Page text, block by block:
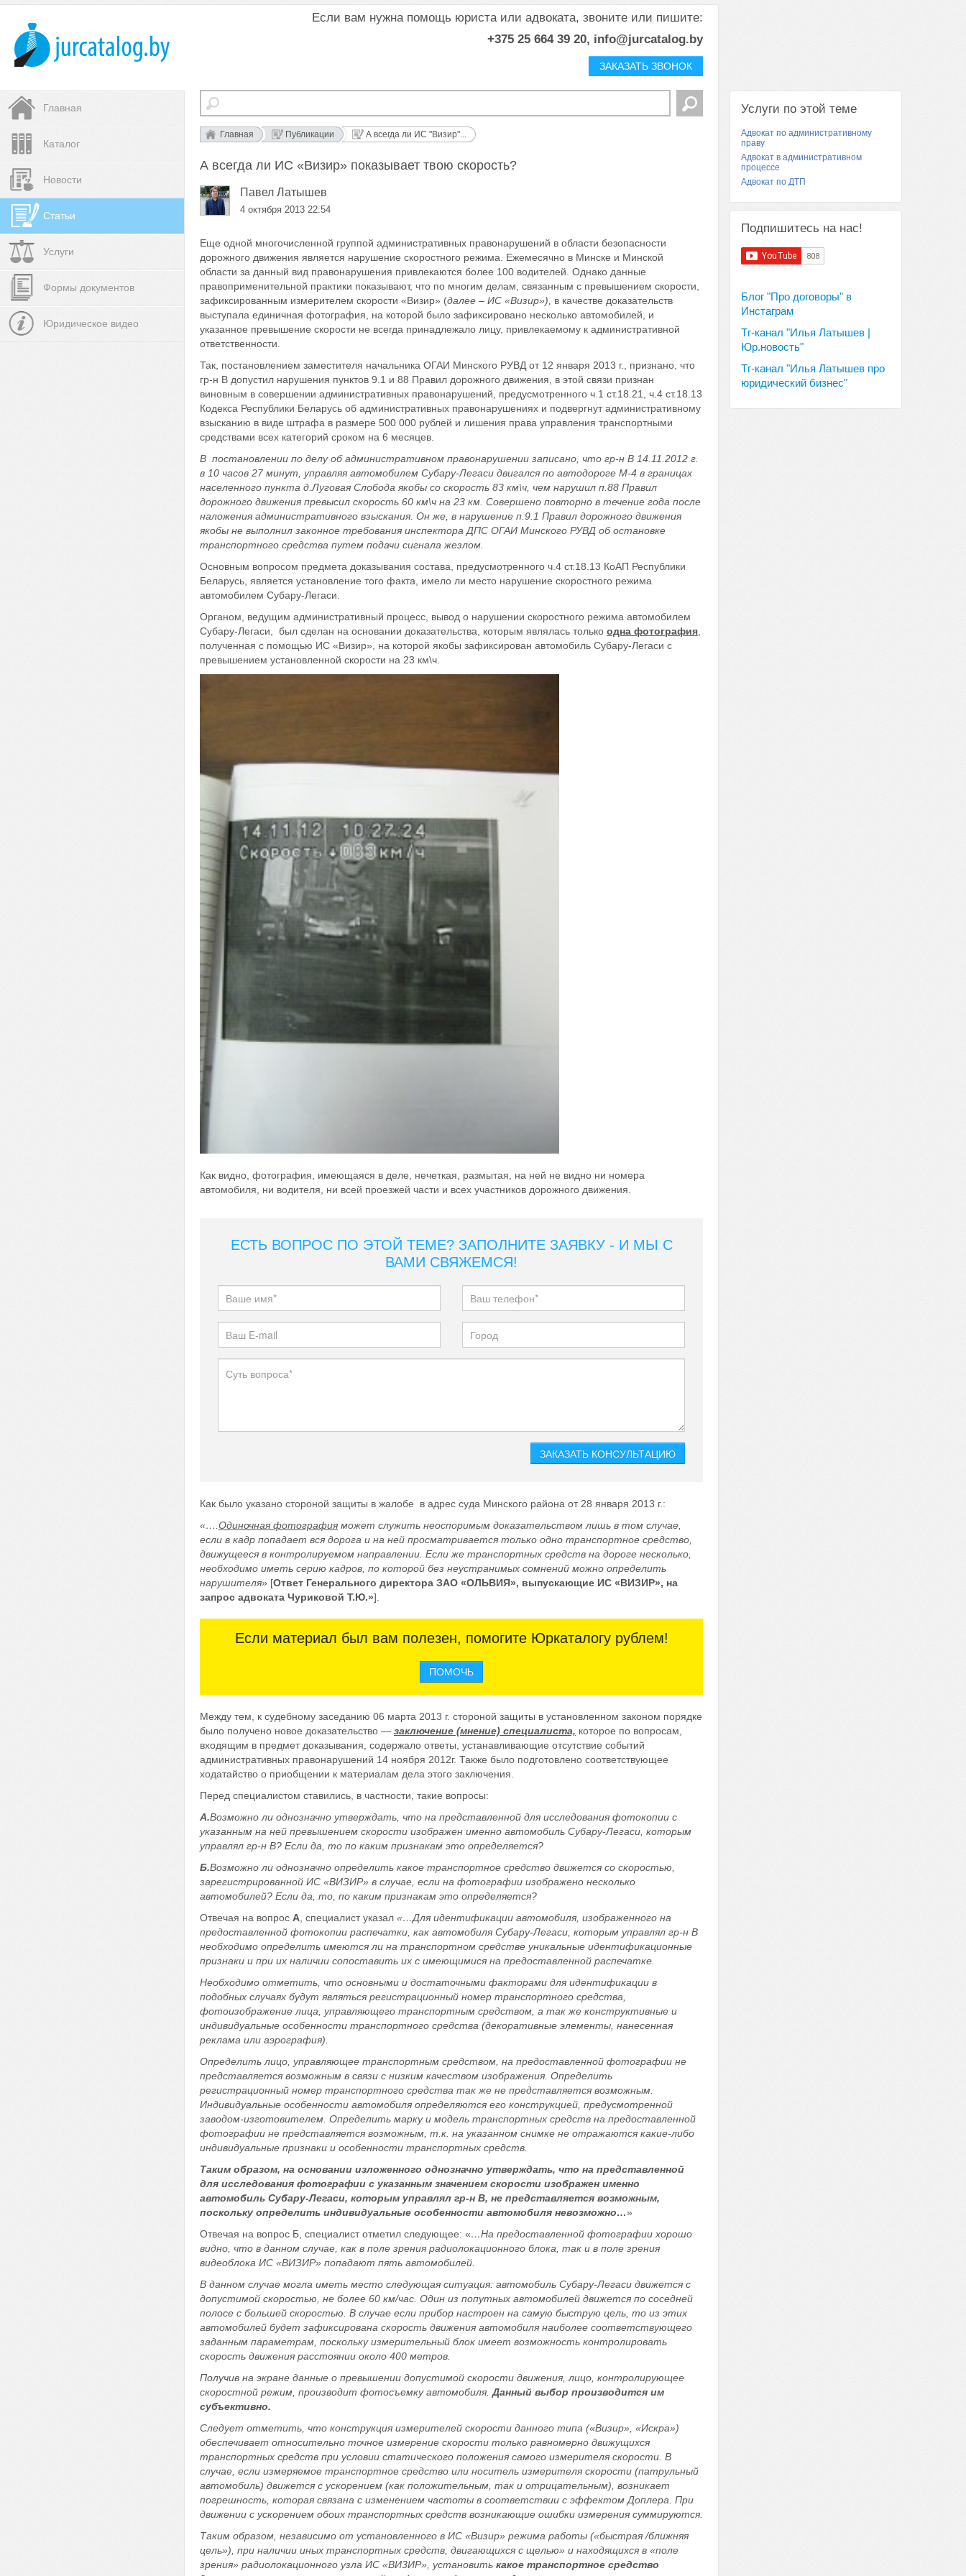
Если вам нужна помощь юриста или адвоката, звоните или пишите:
+375 25 664 39 20, info@jurcatalog.by
ЗАКАЗАТЬ ЗВОНОК
Главная
Каталог
Новости
Статьи
Услуги
Формы документов
Юридическое видео
Главная Публикации А всегда ли ИС "Визир"...
А всегда ли ИС «Визир» показывает твою скорость?
Павел Латышев
4 октября 2013 22:54
Еще одной многочисленной группой административных правонарушений в области безопасности
дорожного движения является нарушение скоростного режима. Ежемесячно в Минске и Минской
области за данный вид правонарушения привлекаются более 100 водителей. Однако данные
правоприменительной практики показывают, что по многим делам, связанным с превышением скорости,
зафиксированным измерителем скорости «Визир» (далее – ИС «Визир»),
в качестве доказательств
выступала единичная фотография, на которой было зафиксировано несколько автомобилей, и
указанное превышение скорости не всегда принадлежало лицу, привлекаемому к административной
ответственности.
Так, постановлением заместителя начальника ОГАИ Минского РУВД от 12 января 2013 г., признано, что
гр-н В допустил нарушения пунктов 9.1 и 88 Правил дорожного движения, в этой связи признан
виновным в совершении административных правонарушений, предусмотренного ч.1 ст.18.21, ч.4 ст.18.13
Кодекса Республики Беларусь об административных правонарушениях и подвергнут административному
взысканию в виде штрафа в размере 500 000 рублей и лишения права управления транспортными
средствами всех категорий сроком на 6 месяцев.
В постановлении по делу об административном правонарушении записано, что гр-н В 14.11.2012 г.
в 10 часов 27 минут, управляя автомобилем Субару-Легаси двигался по автодороге М-4 в границах
населенного пункта д.Луговая Слобода якобы со скорость 83 км\ч, чем нарушил п.88 Правил
дорожного движения превысил скорость 60 км\ч на 23 км. Совершено повторно в течение года после
наложения административного взыскания. Он же, в нарушение п.9.1 Правил дорожного движения
якобы не выполнил законное требования инспектора ДПС ОГАИ Минского РУВД об остановке
транспортного средства путем подачи сигнала жезлом.
Основным вопросом предмета доказывания состава, предусмотренного ч.4 ст.18.13 КоАП Республики
Беларусь, является установление того факта, имело ли место нарушение скоростного режима
автомобилем Субару-Легаси.
Органом, ведущим административный процесс, вывод о нарушении скоростного режима автомобилем
Субару-Легаси, был сделан на основании доказательства, которым являлась только одна фотография
полученная с помощью ИС «Визир», на которой якобы зафиксирован автомобиль Субару-Легаси с
превышением установленной скорости на 23 км\ч.
Как видно, фотография, имеющаяся в деле, нечеткая, размытая, на ней не видно ни номера
автомобиля, ни водителя, ни всей проезжей части и всех участников дорожного движения.
ЕСТЬ ВОПРОС ПО ЭТОЙ ТЕМЕ? ЗАПОЛНИТЕ ЗАЯВКУ - И МЫ С
ВАМИ СВЯЖЕМСЯ!
Как было указано стороной защиты в жалобе в адрес суда Минского района от 28 января 2013 г.:
«…. Одиночная фотография может служить неоспоримым доказательством лишь в том случае,
если в кадр попадает вся дорога и на ней просматривается только одно транспортное средство,
движущееся в контролируемом направлении. Если же транспортных средств на дороге несколько,
необходимо иметь серию кадров, по которой без неустранимых сомнений можно определить
нарушителя» [Ответ Генерального директора ЗАО «ОЛЬВИЯ», выпускающие ИС «ВИЗИР», на
запрос адвоката Чуриковой Т.Ю.»].
Если материал был вам полезен, помогите Юркаталогу рублем!
ПОМОЧЬ
Между тем, к судебному заседанию 06 марта 2013 г. стороной защиты в установленном законом порядке
было получено новое доказательство — заключение (мнение) специалиста, которое по вопросам,
входящим в предмет доказывания, содержало ответы, устанавливающие отсутствие событий
административных правонарушений 14 ноября 2012г. Также было подготовлено соответствующее
ходатайство о приобщении к материалам дела этого заключения.
Перед специалистом ставились, в частности, такие вопросы:
А.Возможно ли однозначно утверждать, что на представленной для исследования фотокопии с
указанным на ней превышением скорости изображен именно автомобиль Субару-Легаси, которым
управлял гр-н В? Если да, то по каким признакам это определяется?
Б.Возможно ли однозначно определить какое транспортное средство движется со скоростью,
зарегистрированной ИС «ВИЗИР» в случае, если на фотографии изображено несколько
автомобилей? Если да, то, по каким признакам это определяется?
Отвечая на вопрос А , специалист указал «…Для идентификации автомобиля, изображенного на
предоставленной фотокопии распечатки, как автомобиля Субару-Легаси, которым управлял гр-н В
необходимо определить имеются ли на транспортном средстве уникальные идентификационные
признаки и при их наличии сопоставить их с имеющимися на предоставленной распечатке.
Необходимо отметить, что основными и достаточными факторами для идентификации в
подобных случаях будут являться регистрационный номер транспортного средства,
фотоизображение лица, управляющего транспортным средством, а так же конструктивные и
индивидуальные особенности транспортного средства (декоративные элементы, нанесенная
реклама или аэрография).
Определить лицо, управляющее транспортным средством, на предоставленной фотографии не
представляется возможным в связи с низким качеством изображения. Определить
регистрационный номер транспортного средства так же не представляется возможным.
Индивидуальные особенности автомобиля определяются его конструкцией, предусмотренной
заводом-изготовителем. Определить марку и модель транспортных средств на предоставленной
фотографии не представляется возможным, т.к. на указанном снимке не отражаются какие-либо
индивидуальные признаки и особенности транспортных средств.
Таким образом, на основании изложенного однозначно утверждать, что на представленной
для исследования фотографии с указанным значением скорости изображен именно
автомобиль Субару-Легаси, которым управлял гр-н В, не представляется возможным,
поскольку определить индивидуальные особенности автомобиля невозможно…»
Отвечая на вопрос Б, специалист отметил следующее: «…На предоставленной фотографии хорошо
видно, что в данном случае, как в поле зрения радиолокационного блока, так и в поле зрения
видеоблока ИС «ВИЗИР» попадают пять автомобилей.
В данном случае могла иметь место следующая ситуация: автомобиль Субару-Легаси движется с
допустимой скоростью, не более 60 км/час. Один из попутных автомобилей движется по соседней
полосе с большей скоростью. В случае если прибор настроен на самую быструю цель, то из этих
автомобилей будет зафиксирована скорость движения автомобиля наиболее соответствующего
заданным параметрам, поскольку измерительный блок имеет возможность контролировать
скорость движения расстоянии около 400 метров.
Получив на экране данные о превышении допустимой скорости движения, лицо, контролирующее
скоростной режим, производит фотосъемку автомобиля. Данный выбор производится им
субъективно.
Следует отметить, что конструкция измерителей скорости данного типа («Визир», «Искра»)
обеспечивает относительно точное измерение скорости только равномерно движущихся
транспортных средств при условии статического положения самого измерителя скорости. В
случае, если измеряемое транспортное средство или носитель измерителя скорости (патрульный
автомобиль) движется с ускорением (как положительным, так и отрицательным), возникает
погрешность, которая связана с изменением частоты в соответствии с эффектом Доплера. При
движении с ускорением обоих транспортных средств возникающие ошибки измерения суммируются.
Таким образом, независимо от установленного в ИС «Визир» режима работы («быстрая /ближняя
цель»), при наличии иных транспортных средств, двигающихся с щелью» и находящихся в «поле
зрения» радиолокационного узла ИС «ВИ3ИР», установить какое транспортное средство
Услуги по этой теме
Адвокат по административному
праву
Адвокат в административном
процессе
Адвокат по ДТП
Подпишитесь на нас!
Блог "Про договоры" в
Инстаграм
Тг-канал "Илья Латышев |
Юр.новость"
Тг-канал "Илья Латышев про
юридический бизнес"